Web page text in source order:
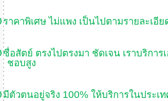
ราคาพิเศษ ไม่แพง เป็นไปตามรายละเอี
ซื่อสัตย์ ตรงไปตรงมา ชัดเจน เราบริกา
ชอบสูง
มีตัวตนอยู่จริง 100% ให้บริการในประเ